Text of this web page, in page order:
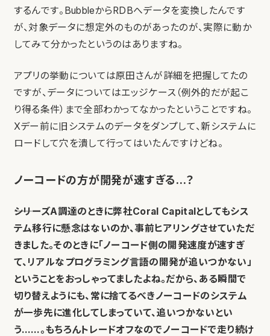
するんです。BubbleからRDBへデータを変換したんです
が、対象データに想定外のものがあったのが、実際に動か
してみて分かったというのはありますね。
アプリの挙動については原田さんが詳細を把握してたの
ですが、データについてはエッジケース（例外的だが起こ
り得る条件）まで全部わかってなかったということですね。
Xデー前に旧システムのデータをダンプして、新システムに
ロードして穴を潰して行ってはいたんですけどね。
ノーコードの方が開発が速すぎる…？
――シリーズA調達のときに弊社Coral Capitalとしてもシス
テム移行に懸念はないのか、事前ヒアリングさせていただ
きました。そのときに「ノーコード側の開発速度が速すぎ
て、リアルなプログラミング言語の開発が追いつかない」
ということをおっしゃってましたよね。だから、ある瞬間で
切り替えようにも、常に捨てるべきノーコードのシステム
が一歩先に進化してしまっていて、追いつかないとい
う……。もちろんトレードオフなのでノーコードで走り続け